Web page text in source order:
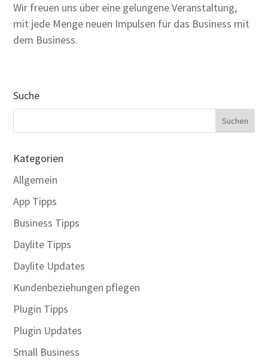
Wir freuen uns über eine gelungene Veranstaltung,
mit jede Menge neuen Impulsen für das Business mit
dem Business.
Suche
Kategorien
Allgemein
App Tipps
Business Tipps
Daylite Tipps
Daylite Updates
Kundenbeziehungen pflegen
Plugin Tipps
Plugin Updates
Small Business